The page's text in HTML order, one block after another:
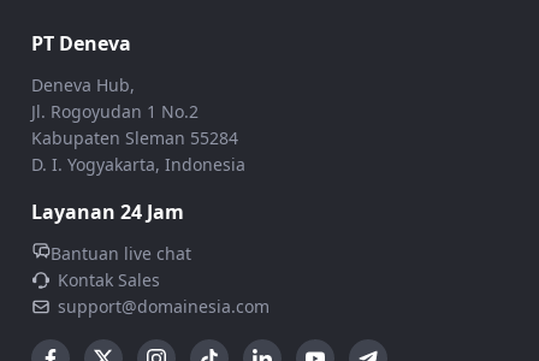
PT Deneva
Deneva Hub,
Jl. Rogoyudan 1 No.2
Kabupaten Sleman 55284
D. I. Yogyakarta, Indonesia
Layanan 24 Jam
Bantuan live chat
Kontak Sales
support@domainesia.com